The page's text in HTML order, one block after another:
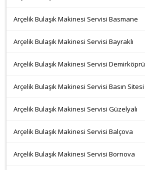
Arçelik Bulaşık Makinesi Servisi Basmane
Arçelik Bulaşık Makinesi Servisi Bayraklı
Arçelik Bulaşık Makinesi Servisi Demirköprü
Arçelik Bulaşık Makinesi Servisi Basın Sitesi
Arçelik Bulaşık Makinesi Servisi Güzelyalı
Arçelik Bulaşık Makinesi Servisi Balçova
Arçelik Bulaşık Makinesi Servisi Bornova